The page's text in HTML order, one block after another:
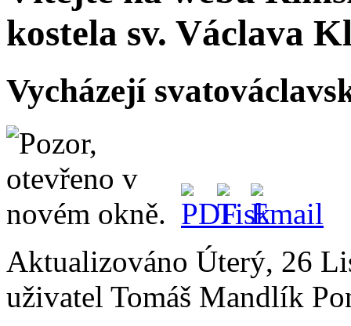
kostela sv. Václava
Vycházejí
Aktualizováno Úterý, 26
uživatel Tomáš Mandlík